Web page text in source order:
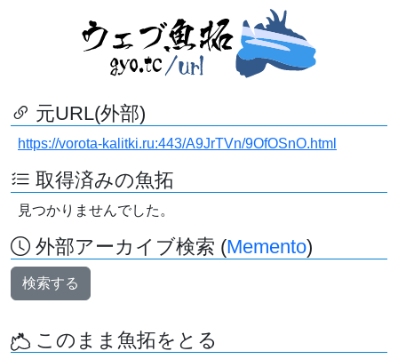
元URL(外部)
https://vorota-kalitki.ru:443/A9JrTVn/9OfOSnO.html
取得済みの魚拓
見つかりませんでした。
外部アーカイブ検索 (Memento)
検索する
このまま魚拓をとる